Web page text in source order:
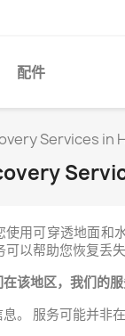
配件
Services in
用可穿透地面和
以帮助您恢复丢
该地区，我们的服
。 服务可能并非